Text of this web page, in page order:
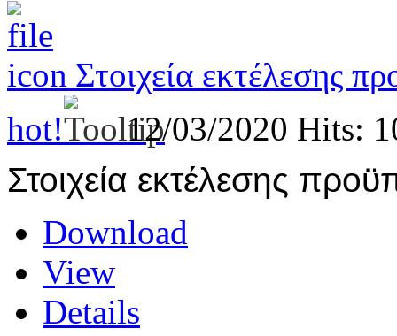
Στοιχεία εκτέλεσης
hot!
12/03/2020 Hits:
Στοιχεία εκτέλεσης
Download
View
Details